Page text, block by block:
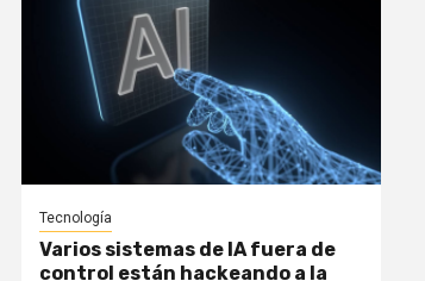
Tecnología
Varios sistemas de IA fuera de
control están hackeando a la